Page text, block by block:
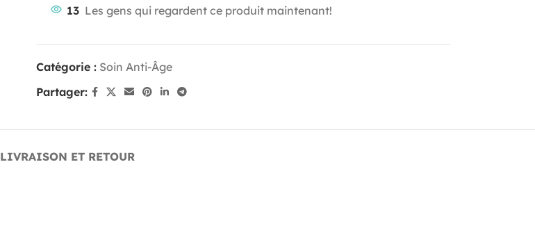
13 Les gens qui regardent ce produit maintenant!
Catégorie : Soin Anti-Âge
Partager:
LIVRAISON ET RETOUR